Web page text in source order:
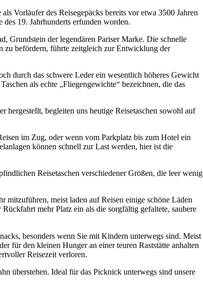
Vorläufer des Reisegepäcks bereits vor etwa 3500 Jahren
19. Jahrhunderts erfunden worden.
Grundstein der legendären Pariser Marke. Die schnelle
zu befördern, führte zeitgleich zur Entwicklung der
durch das schwere Leder ein wesentlich höheres Gewicht
als echte „Fliegengewichte“ bezeichnen, die das
begleiten uns heutige Reisetaschen sowohl auf
im Zug, oder wenn vom Parkplatz bis zum Hotel ein
können schnell zur Last werden, hier ist die
Reisetaschen verschiedener Größen, die leer wenig
mitzuführen, meist laden auf Reisen einige schöne Läden
mehr Platz ein als die sorgfältig gefaltete, saubere
besonders wenn Sie mit Kindern unterwegs sind. Meist
für den kleinen Hunger an einer teuren Raststätte anhalten
Reisezeit verloren.
überstehen. Ideal für das Picknick unterwegs sind unsere